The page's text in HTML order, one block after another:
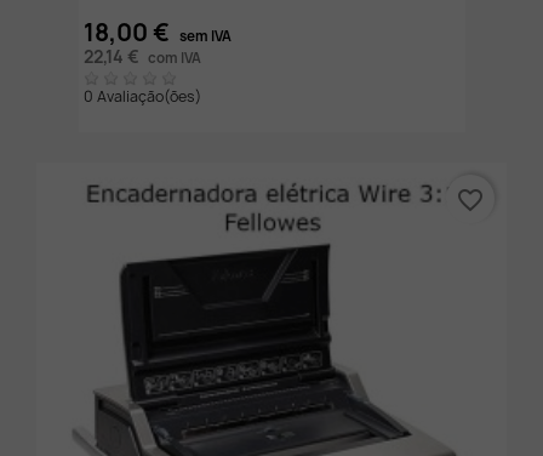
18,00 € sem IVA
22,14 € com IVA
0 Avaliação(ões)
favorite_border